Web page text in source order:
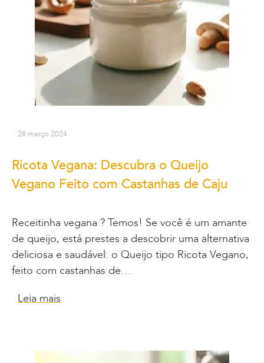
28 março 2024
Ricota Vegana: Descubra o Queijo
Vegano Feito com Castanhas de Caju
Receitinha vegana ? Temos! Se você é um amante
de queijo, está prestes a descobrir uma alternativa
deliciosa e saudável: o Queijo tipo Ricota Vegano,
feito com castanhas de…
Leia mais